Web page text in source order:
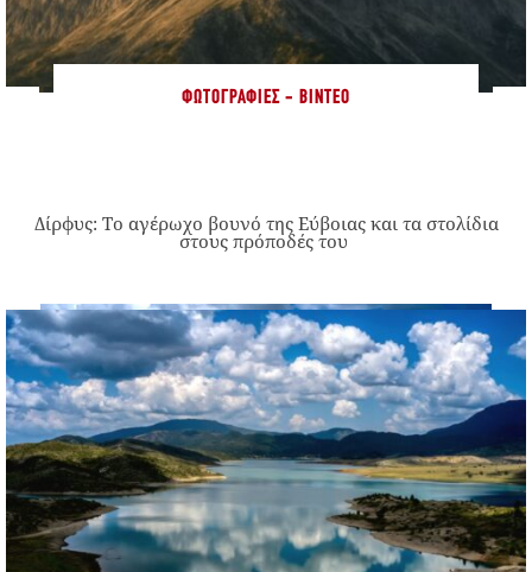
ΦΩΤΟΓΡΑΦΊΕΣ - ΒΊΝΤΕΟ
Δίρφυς: Το αγέρωχο βουνό της Εύβοιας και τα στολίδια
στους πρόποδές του